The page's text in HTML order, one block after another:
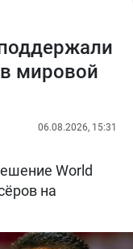
мировой
06.08.2026, 15:31
World
на